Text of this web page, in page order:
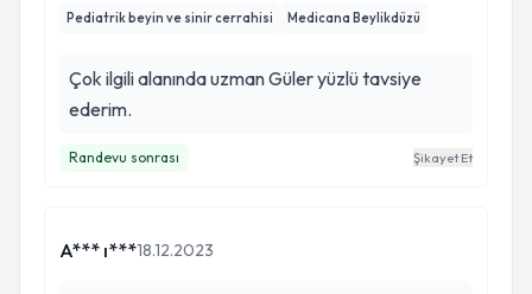
Pediatrik beyin ve sinir cerrahisi Medicana Beylikdüzü
Çok ilgili alanında uzman Güler yüzlü tavsiye
ederim.
Randevu sonrası Şikayet Et
A*** ı***18.12.2023